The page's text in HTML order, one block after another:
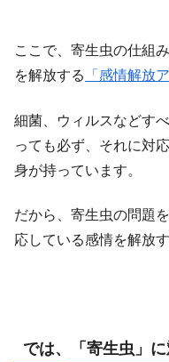
ここで、寄生虫の仕組
を解放する
「感情解放
細菌、ウィルスなどす
っても必ず、それに対
身が持っています。
だから、寄生虫の問題
応している感情を解放
では、「寄生虫」